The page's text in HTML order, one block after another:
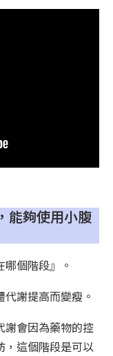
能夠使用小腹
個階段』。
謝提高而變瘦。
謝會因為藥物的控
，這個階段是可以